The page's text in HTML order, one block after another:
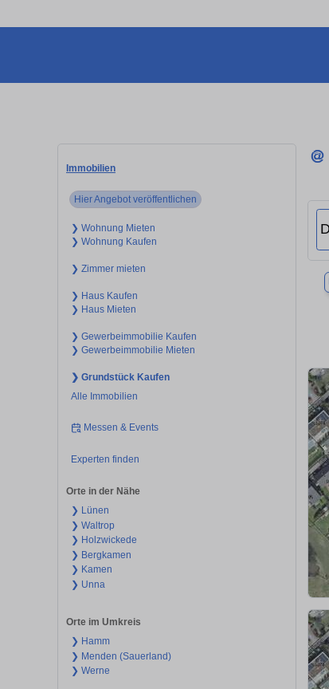
Immobilien
Hier Angebot veröffentlichen
❯ Wohnung Mieten
❯ Wohnung Kaufen
❯ Zimmer mieten
❯ Haus Kaufen
❯ Haus Mieten
❯ Gewerbeimmobilie Kaufen
❯ Gewerbeimmobilie Mieten
❯ Grundstück Kaufen
Alle Immobilien
Messen & Events
Experten finden
Orte in der Nähe
❯ Lünen
❯ Waltrop
❯ Holzwickede
❯ Bergkamen
❯ Kamen
❯ Unna
Orte im Umkreis
❯ Hamm
❯ Menden (Sauerland)
❯ Werne